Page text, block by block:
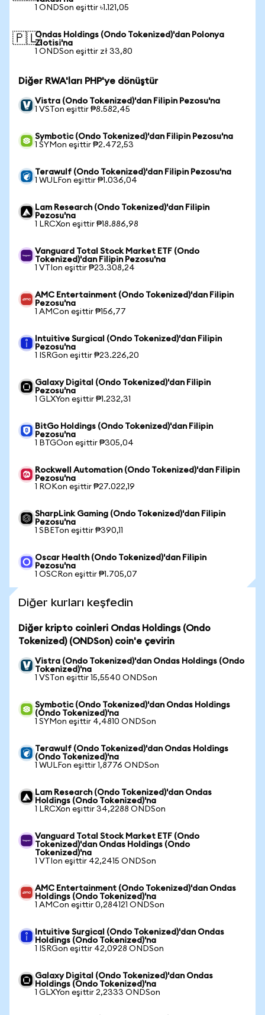
1 ONDSon eşittir ৳1.121,05
🇵🇱Ondas Holdings (Ondo Tokenized)'dan Polonya
Zlotisi'na
1 ONDSon eşittir zł 33,80
Diğer RWA'ları PHP'ye dönüştür
Vistra (Ondo Tokenized)'dan Filipin Pezosu'na
1 VSTon eşittir ₱8.582,45
Symbotic (Ondo Tokenized)'dan Filipin Pezosu'na
1 SYMon eşittir ₱2.472,53
Terawulf (Ondo Tokenized)'dan Filipin Pezosu'na
1 WULFon eşittir ₱1.036,04
Lam Research (Ondo Tokenized)'dan Filipin
Pezosu'na
1 LRCXon eşittir ₱18.886,98
Vanguard Total Stock Market ETF (Ondo
Tokenized)'dan Filipin Pezosu'na
1 VTIon eşittir ₱23.308,24
AMC Entertainment (Ondo Tokenized)'dan Filipin
Pezosu'na
1 AMCon eşittir ₱156,77
Intuitive Surgical (Ondo Tokenized)'dan Filipin
Pezosu'na
1 ISRGon eşittir ₱23.226,20
Galaxy Digital (Ondo Tokenized)'dan Filipin
Pezosu'na
1 GLXYon eşittir ₱1.232,31
BitGo Holdings (Ondo Tokenized)'dan Filipin
Pezosu'na
1 BTGOon eşittir ₱305,04
Rockwell Automation (Ondo Tokenized)'dan Filipin
Pezosu'na
1 ROKon eşittir ₱27.022,19
SharpLink Gaming (Ondo Tokenized)'dan Filipin
Pezosu'na
1 SBETon eşittir ₱390,11
Oscar Health (Ondo Tokenized)'dan Filipin
Pezosu'na
1 OSCRon eşittir ₱1.705,07
Diğer kurları keşfedin
Diğer kripto coinleri Ondas Holdings (Ondo
Tokenized) (ONDSon) coin'e çevirin
Vistra (Ondo Tokenized)'dan Ondas Holdings (Ondo
Tokenized)'na
1 VSTon eşittir 15,5540 ONDSon
Symbotic (Ondo Tokenized)'dan Ondas Holdings
(Ondo Tokenized)'na
1 SYMon eşittir 4,4810 ONDSon
Terawulf (Ondo Tokenized)'dan Ondas Holdings
(Ondo Tokenized)'na
1 WULFon eşittir 1,8776 ONDSon
Lam Research (Ondo Tokenized)'dan Ondas
Holdings (Ondo Tokenized)'na
1 LRCXon eşittir 34,2288 ONDSon
Vanguard Total Stock Market ETF (Ondo
Tokenized)'dan Ondas Holdings (Ondo
Tokenized)'na
1 VTIon eşittir 42,2415 ONDSon
AMC Entertainment (Ondo Tokenized)'dan Ondas
Holdings (Ondo Tokenized)'na
1 AMCon eşittir 0,284121 ONDSon
Intuitive Surgical (Ondo Tokenized)'dan Ondas
Holdings (Ondo Tokenized)'na
1 ISRGon eşittir 42,0928 ONDSon
Galaxy Digital (Ondo Tokenized)'dan Ondas
Holdings (Ondo Tokenized)'na
1 GLXYon eşittir 2,2333 ONDSon